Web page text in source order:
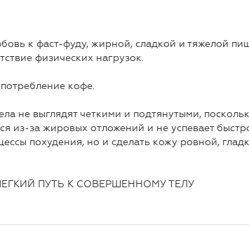
к фаст-фуду, жирной, сладкой и тяжелой
физических нагрузок.
кофе.
не выглядят четкими и подтянутыми,
из-за жировых отложений и не успевает
похудения, но и сделать кожу ровной,
ПУТЬ К СОВЕРШЕННОМУ ТЕЛУ